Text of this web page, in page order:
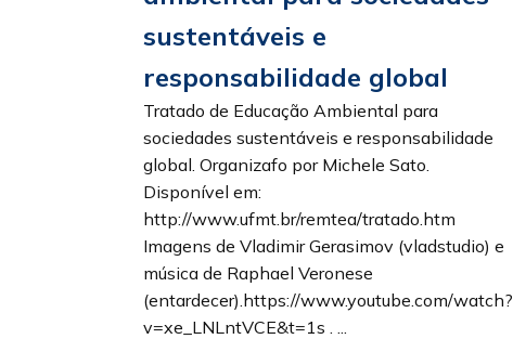
sustentáveis e
responsabilidade global
Tratado de Educação Ambiental para
sociedades sustentáveis e responsabilidade
global. Organizafo por Michele Sato.
Disponível em:
http://www.ufmt.br/remtea/tratado.htm
Imagens de Vladimir Gerasimov (vladstudio) e
música de Raphael Veronese
(entardecer).https://www.youtube.com/watch?
v=xe_LNLntVCE&t=1s . ...